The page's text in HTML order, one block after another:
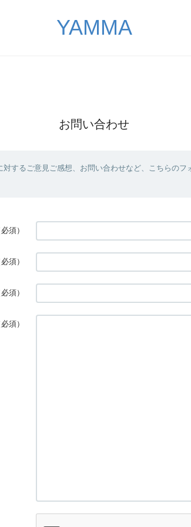
YAMMA
お問い合わせ
対するご意見ご感想、お問い合わせなど、こちらのフ
必須）
必須）
必須）
必須）